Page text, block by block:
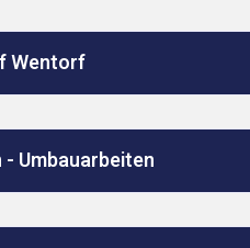
Wentorf
Umbauarbeiten